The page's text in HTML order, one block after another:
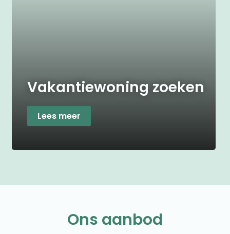
Vakantiewoning zoeken
Lees meer
Ons aanbod